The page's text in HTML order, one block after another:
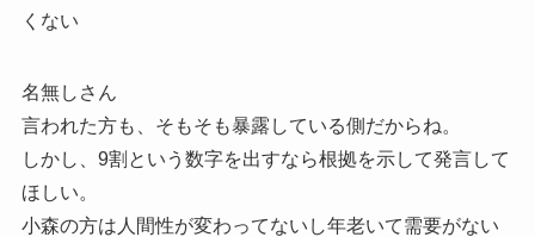
くない
名無しさん
言われた方も、そもそも暴露している側だからね。
しかし、9割という数字を出すなら根拠を示して発言して
ほしい。
小森の方は人間性が変わってないし年老いて需要がない